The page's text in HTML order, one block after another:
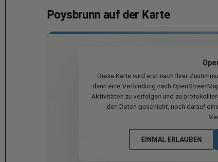
Poysbrunn auf der Karte
Diese Karte wird erst nach Ihrer
dann eine Verbindung nach
Aktivitäten zu verfolgen und zu
den Daten geschieht, noch darauf
EINMAL ERLAUBEN